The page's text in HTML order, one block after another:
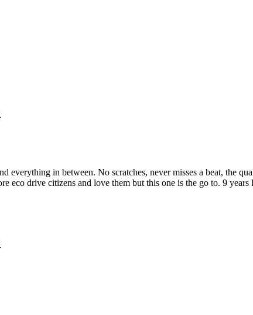
in between. No scratches, never misses a beat, the
eco drive citizens and love them but this one is the go to. 9